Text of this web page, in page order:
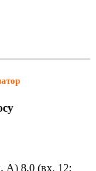
А) 8,0 (вх. 12;